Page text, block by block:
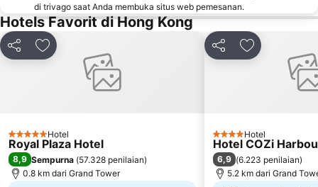
Sheung Wan Metro Station
Pacific Place Hong Kong
Yau Ma Tei Metro Station
Tung Chung Metro Station
Futian border crossing
Luohu Port
The University of Hong Kong
The Royal Garden Chinese Restaurant
Mong Kok East Metro Station
University Metro Station
Tung Chung
Ngong Ping Cable Car
di trivago saat Anda membuka situs web pemesanan.
Hotels Favorit di Hong Kong
BagikanTambahkan ke favorit
5 BintangHotel
Royal Plaza Hotel
8,9 Sempurna (57.328 penilaian)
0.8 km dari Grand Tower
BagikanTambahkan
4 Bintang
Hotel
Hotel COZi
6,9 (6.223 penilaian)
5.2 km dari Grand